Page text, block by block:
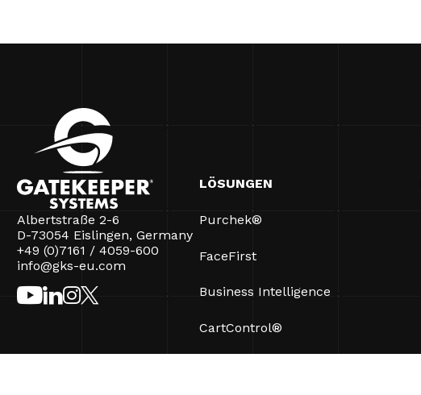
Albertstraße 2-6
D-73054 Eislingen, Germany
+49 (0)7161 / 4059-600
info@gks-eu.com
LÖSUNGEN
Purchek®
FaceFirst
Business Intelligence
CartControl®